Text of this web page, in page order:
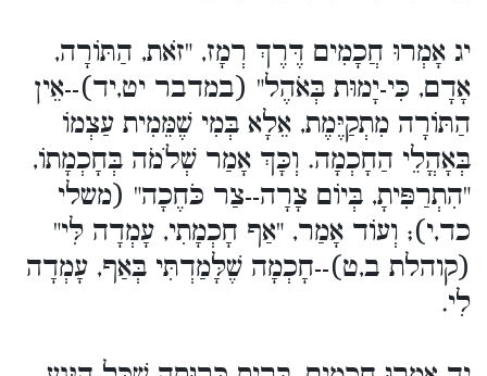
יג אָמְרוּ חֲכָמִים דֶּרֶךְ רְמָז, "זֹאת, הַתּוֹרָה,
אָדָם, כִּי-יָמוּת בְּאֹהֶל" (במדבר יט,יד)--אֵין
הַתּוֹרָה מִתְקַיֶּמֶת, אֵלָא בְּמִי שֶׁמֵּמִית עַצְמוֹ
בְּאָהֳלֵי הַחָכְמָה. וְכָּךְ אָמַר שְׁלֹמֹה בְּחָכְמָתוֹ,
"הִתְרַפִּיתָ, בְּיוֹם צָרָה--צַר כֹּחֶכָה" (משלי
כד,י); וְעוֹד אָמַר, "אַף חָכְמָתִי, עָמְדָה לִּי"
(קוהלת ב,ט)--חָכְמָה שֶׁלָּמַדְתִּי בְּאַף, עָמְדָה
לִי.